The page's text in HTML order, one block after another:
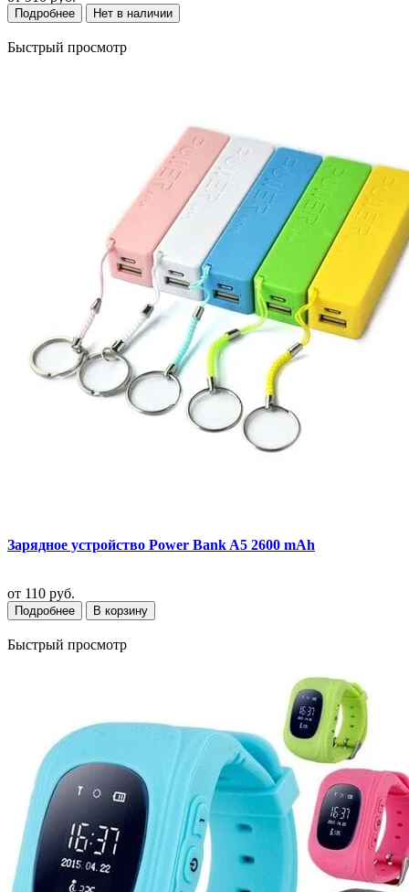
Подробнее Нет в наличии
Быстрый просмотр
Зарядное устройство Power Bank A5 2600 mAh
от 110 руб.
Подробнее В корзину
Быстрый просмотр